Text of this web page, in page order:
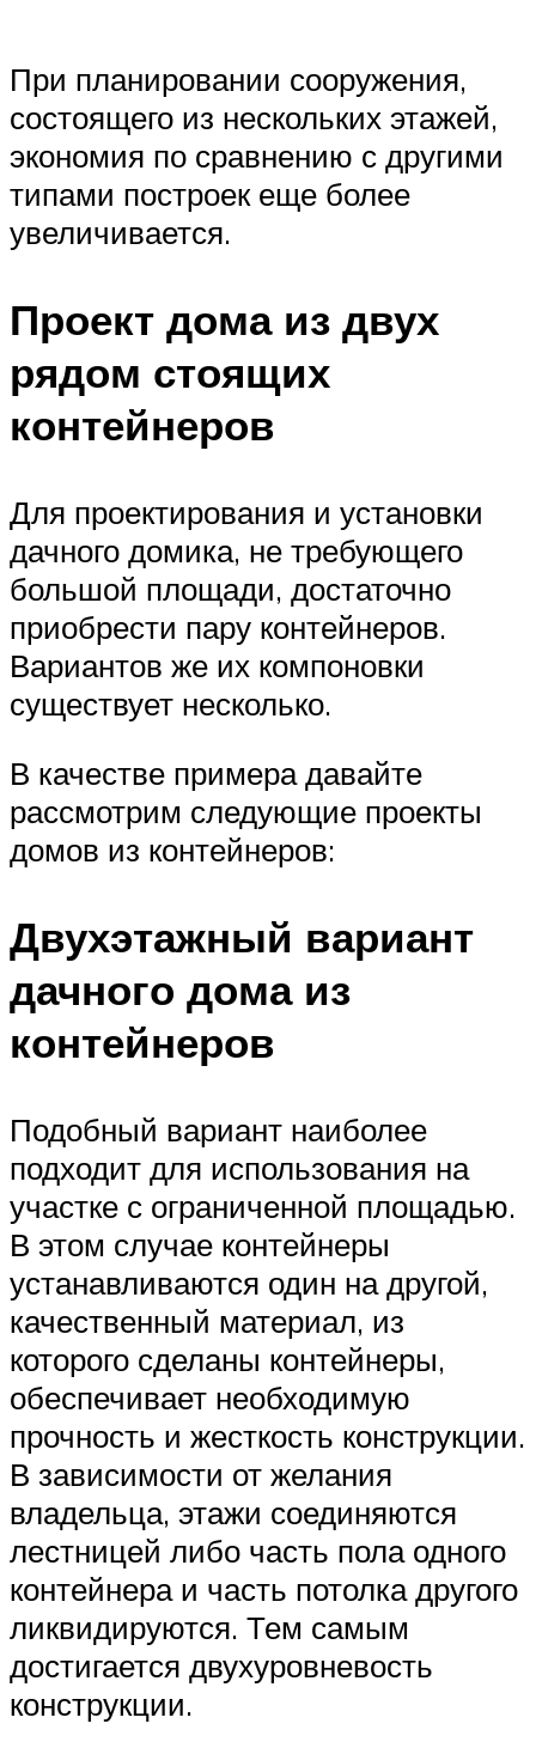
При планировании сооружения,
состоящего из нескольких этажей,
экономия по сравнению с другими
типами построек еще более
увеличивается.
Проект дома из двух
рядом стоящих
контейнеров
Для проектирования и установки
дачного домика, не требующего
большой площади, достаточно
приобрести пару контейнеров.
Вариантов же их компоновки
существует несколько.
В качестве примера давайте
рассмотрим следующие проекты
домов из контейнеров:
Двухэтажный вариант
дачного дома из
контейнеров
Подобный вариант наиболее
подходит для использования на
участке с ограниченной площадью.
В этом случае контейнеры
устанавливаются один на другой,
качественный материал, из
которого сделаны контейнеры,
обеспечивает необходимую
прочность и жесткость конструкции.
В зависимости от желания
владельца, этажи соединяются
лестницей либо часть пола одного
контейнера и часть потолка другого
ликвидируются. Тем самым
достигается двухуровневость
конструкции.